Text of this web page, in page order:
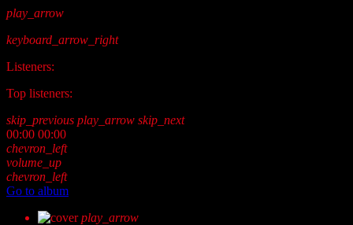
play_arrow
keyboard_arrow_right
Listeners:
Top listeners:
skip_previous play_arrow skip_next
00:00 00:00
chevron_left
volume_up
chevron_left
Go to album
play_arrow